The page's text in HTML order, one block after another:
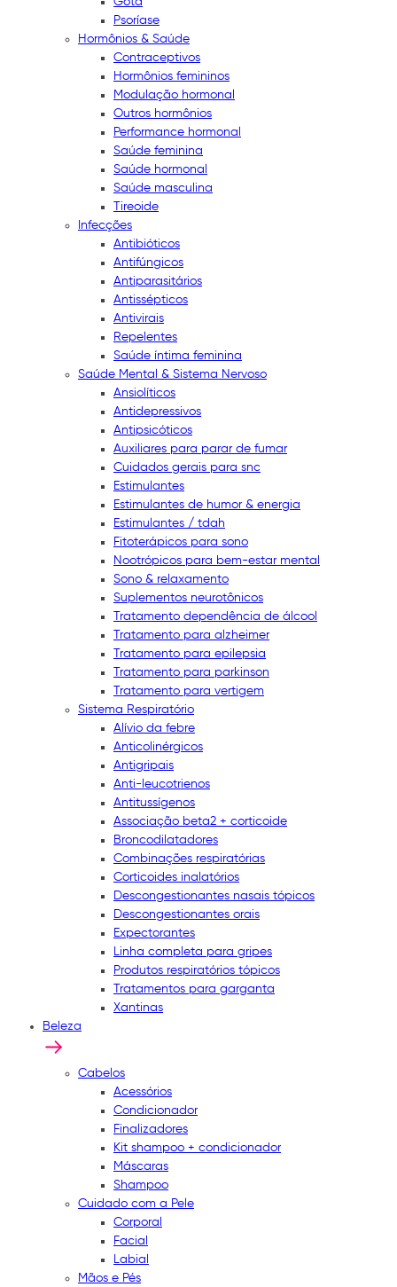
Psoríase
Hormônios & Saúde
Contraceptivos
Hormônios femininos
Modulação hormonal
Outros hormônios
Performance hormonal
Saúde feminina
Saúde hormonal
Saúde masculina
Tireoide
Infecções
Antibióticos
Antifúngicos
Antiparasitários
Antissépticos
Antivirais
Repelentes
Saúde íntima feminina
Saúde Mental & Sistema Nervoso
Ansiolíticos
Antidepressivos
Antipsicóticos
Auxiliares para parar de fumar
Cuidados gerais para snc
Estimulantes
Estimulantes de humor & energia
Estimulantes / tdah
Fitoterápicos para sono
Nootrópicos para bem-estar mental
Sono & relaxamento
Suplementos neurotônicos
Tratamento dependência de álcool
Tratamento para alzheimer
Tratamento para epilepsia
Tratamento para parkinson
Tratamento para vertigem
Sistema Respiratório
Alívio da febre
Anticolinérgicos
Antigripais
Anti-leucotrienos
Antitussígenos
Associação beta2 + corticoide
Broncodilatadores
Combinações respiratórias
Corticoides inalatórios
Descongestionantes nasais tópicos
Descongestionantes orais
Expectorantes
Linha completa para gripes
Produtos respiratórios tópicos
Tratamentos para garganta
Xantinas
Beleza
Cabelos
Acessórios
Condicionador
Finalizadores
Kit shampoo + condicionador
Máscaras
Shampoo
Cuidado com a Pele
Corporal
Facial
Labial
Mãos e Pés